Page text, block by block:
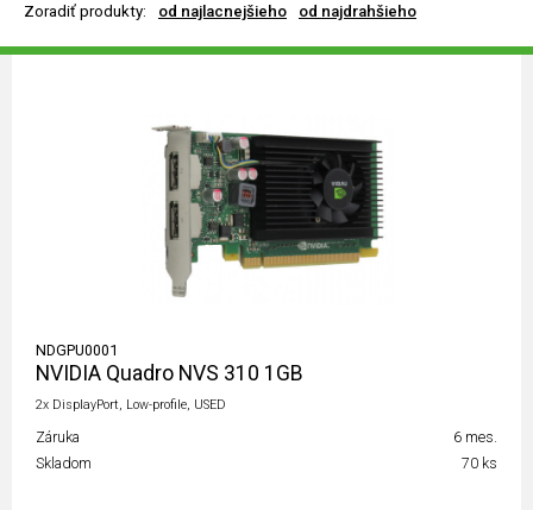
Zoradiť produkty: od najlacnejšieho od najdrahšieho
NDGPU0001
NVIDIA Quadro NVS 310 1GB
2x DisplayPort, Low-profile, USED
Záruka
6 mes.
Skladom
70 ks